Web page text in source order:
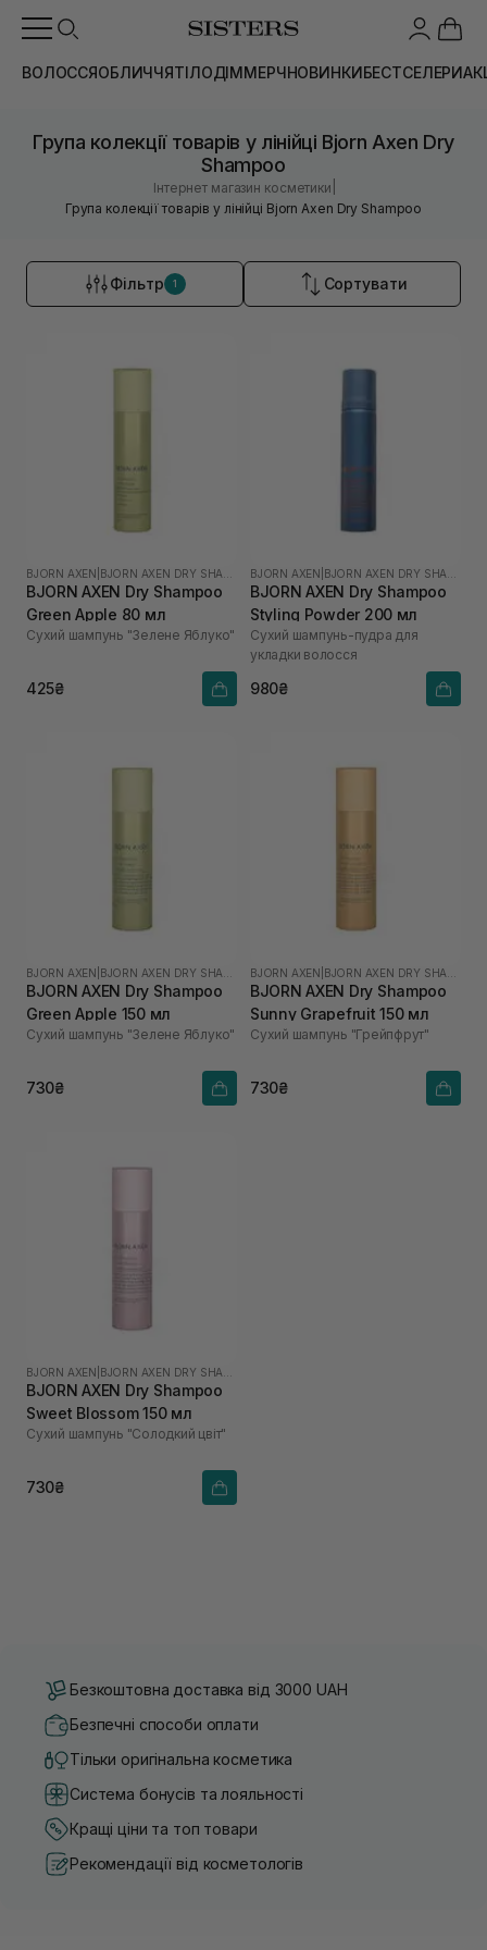
ВОЛОССЯОБЛИЧЧЯТІЛОДІММЕРЧНОВИНКИБЕСТСЕЛЕРИ
Група колекції товарів у лінійці Bjorn Axen Dry
Shampoo
Інтернет магазин косметики
Група колекції товарів у лінійці Bjorn Axen Dry Shampoo
Фільтр 1 Сортувати
BJORN AXEN
BJORN AXEN Dry Shampoo
Green Apple 80 мл
Сухий шампунь "Зелене Яблуко"
425₴
BJORN AXEN
BJORN AXEN Dry Shampoo
Styling Powder 200 мл
Сухий шампунь-пудра для
укладки волосся
980₴
BJORN AXEN
BJORN AXEN Dry Shampoo
Green Apple 150 мл
Сухий шампунь "Зелене Яблуко"
730₴
BJORN AXEN
BJORN AXEN Dry Shampoo
Sunny Grapefruit 150 мл
Сухий шампунь "Грейпфрут"
730₴
BJORN AXEN
BJORN AXEN Dry Shampoo
Sweet Blossom 150 мл
Сухий шампунь "Солодкий цвіт"
730₴
Безкоштовна доставка від 3000 UAH
Безпечні способи оплати
Тільки оригінальна косметика
Система бонусів та лояльності
Кращі ціни та топ товари
Рекомендації від косметологів